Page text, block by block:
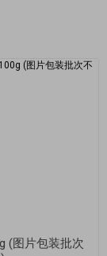
(图片包装批次